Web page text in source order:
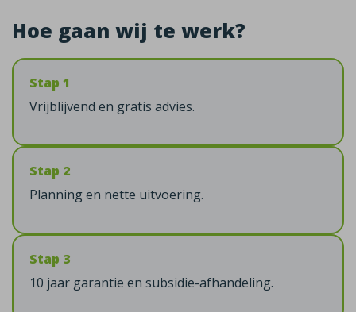
Hoe gaan wij te werk?
Stap 1
Vrijblijvend en gratis advies.
Stap 2
Planning en nette uitvoering.
Stap 3
10 jaar garantie en subsidie-afhandeling.